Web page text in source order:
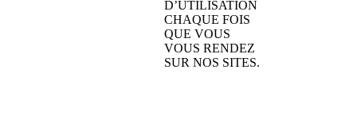
D’UTILISATION
CHAQUE FOIS
QUE VOUS
VOUS RENDEZ
SUR NOS SITES.